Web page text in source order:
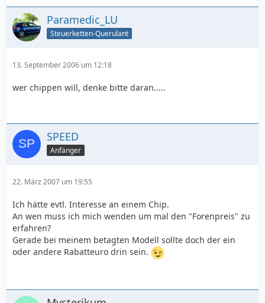
Paramedic_LU
Steuerketten-Querulant
13. September 2006 um 12:18
wer chippen will, denke bitte daran.....
SPEED
Anfänger
22. März 2007 um 19:55
Ich hätte evtl. Interesse an einem Chip.
An wen muss ich mich wenden um mal den "Forenpreis" zu
erfahren?
Gerade bei meinem betagten Modell sollte doch der ein
oder andere Rabatteuro drin sein.